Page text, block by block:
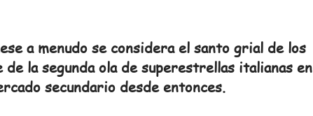
a menudo se considera el santo grial de los
la segunda ola de superestrellas italianas en
secundario desde entonces.